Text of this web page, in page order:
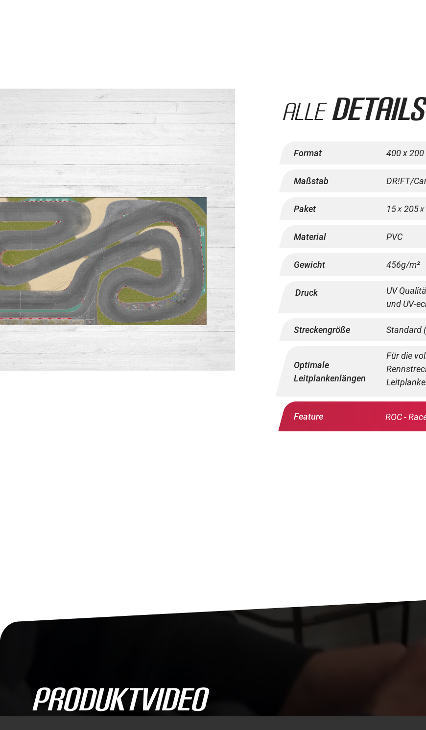
Alle Details
Format 400 x 200
Maßstab DR!FT/
Paket 15x 205x
Material PVC
Gewicht 456g/m²
Druck
UV
und UV-
Streckengröße Standard
Optimale
Leitplankenlängen
Für die
Feature ROC -
ProduktVideo